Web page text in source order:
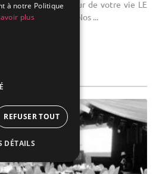
(24)
à notre Politique
plus
REFUSER TOUT
DÉTAILS